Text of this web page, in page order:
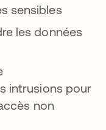
sensibles
les données
intrusions pour
non